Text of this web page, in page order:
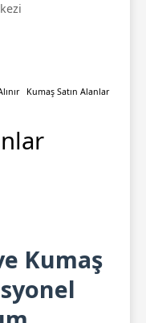
Kumaş Satın Alanlar
Kumaş